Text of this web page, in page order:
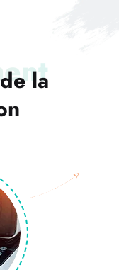
de la